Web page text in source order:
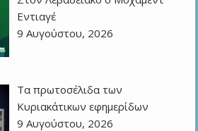
Εντιαγέ
9 Αυγούστου, 2026
Τα πρωτοσέλιδα των
Kυριακάτικων εφημερίδων
9 Αυγούστου, 2026